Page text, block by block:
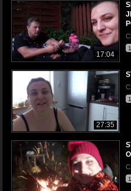
17:04
27:35